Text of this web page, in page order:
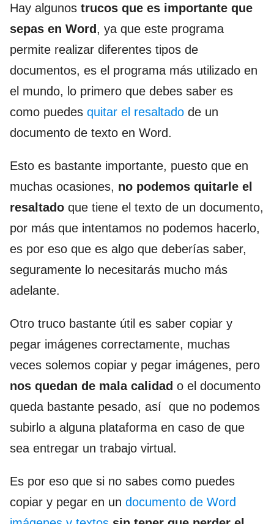
Hay algunos trucos que es importante que
sepas en Word, ya que este programa
permite realizar diferentes tipos de
documentos, es el programa más utilizado en
el mundo, lo primero que debes saber es
como puedes quitar el resaltado de un
documento de texto en Word.
Esto es bastante importante, puesto que en
muchas ocasiones, no podemos quitarle el
resaltado que tiene el texto de un documento,
por más que intentamos no podemos hacerlo,
es por eso que es algo que deberías saber,
seguramente lo necesitarás mucho más
adelante.
Otro truco bastante útil es saber copiar y
pegar imágenes correctamente, muchas
veces solemos copiar y pegar imágenes, pero
nos quedan de mala calidad o el documento
queda bastante pesado, así que no podemos
subirlo a alguna plataforma en caso de que
sea entregar un trabajo virtual.
Es por eso que si no sabes como puedes
copiar y pegar en un documento de Word